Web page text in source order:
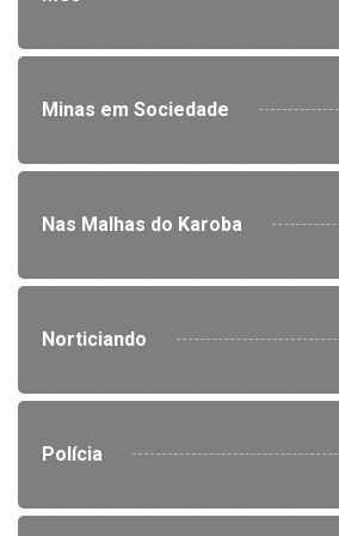
Minas em Sociedade
Nas Malhas do Karoba
Norticiando
Polícia